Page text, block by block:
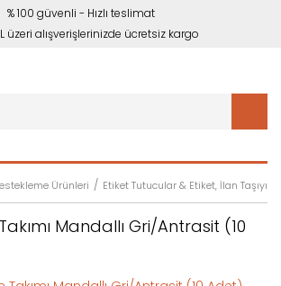
% 100 güvenli - Hızlı teslimat
üzeri alışverişlerinizde ücretsiz kargo
Ürünleri Etiket Tutucular & Etiket, İlan
Mandallı Gri/Antrasit (10